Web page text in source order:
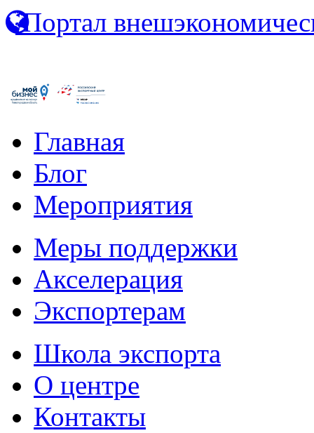
Портал
Главная
Блог
Мероприятия
Меры поддержки
Акселерация
Экспортерам
Школа экспорта
О центре
Контакты